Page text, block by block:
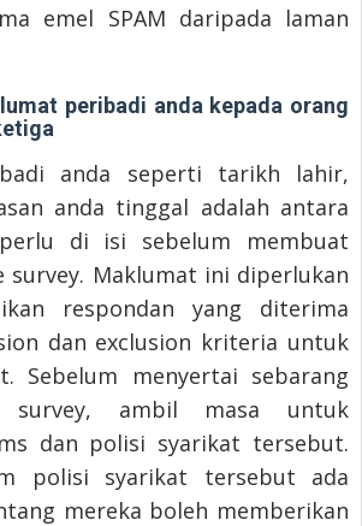
emel SPAM daripada laman
peribadi anda kepada orang
anda seperti tarikh lahir,
anda tinggal adalah antara
di isi sebelum membuat
survey. Maklumat ini diperlukan
respondan yang diterima
dan exclusion kriteria untuk
Sebelum menyertai sebarang
survey, ambil masa untuk
dan polisi syarikat tersebut.
polisi syarikat tersebut ada
mereka boleh memberikan